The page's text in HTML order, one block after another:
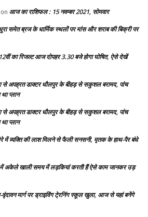
on आज का राशिफल : 15 नवम्बर 2021, सोमवार
समेत ब्रज के धार्मिक स्थलों पर मांस और शराब की बिक्री पर
12वीं का रिजल्ट आज दोपहर 3.30 बजे होगा घोषित, ऐसे देखें
से अपह्रत डाक्टर धौलपुर के बीहड़ से सकुशल बरामद, पांच
प्लान
से अपह्रत डाक्टर धौलपुर के बीहड़ से सकुशल बरामद, पांच
प्लान
में व्यक्ति की लाश मिलने से फैली सनसनी, मृतक के हाथ-पैर बंधे
अकेले खाली समय में लड़कियां करती हैं ऐसे काम जानकर उड़
वृंदावन मार्ग पर ड्राइविंग टे्रनिंग स्कूल खुला, आज से यहां बनेंगे